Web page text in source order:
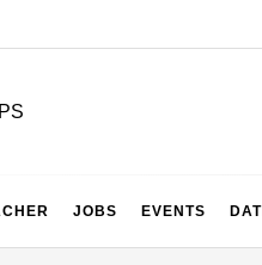
JOBS EVENTS